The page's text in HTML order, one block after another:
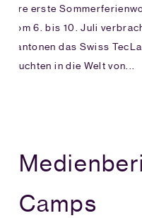
Ihre erste
Vom 6. bis 10. Juli
Kantonen das Swiss
tauchten in die Welt von...
Camps